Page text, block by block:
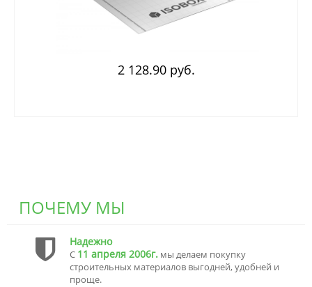
2 128.90 руб.
ПОЧЕМУ МЫ
Надежно
С 11 апреля 2006г. мы делаем покупку
строительных материалов выгодней, удобней и
проще.